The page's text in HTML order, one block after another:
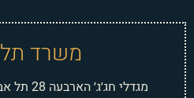
משרד
מגדלי חג׳ג׳ הארבעה 28 תל אביב קומה 5 מגדל צפוני